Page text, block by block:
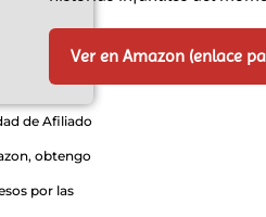
Ver en Amazon (enlace
de Afiliado
obtengo
por las